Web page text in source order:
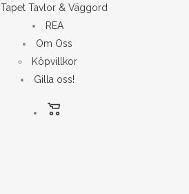
Tapet Tavlor & Väggord
REA
Om Oss
Köpvillkor
Gilla oss!